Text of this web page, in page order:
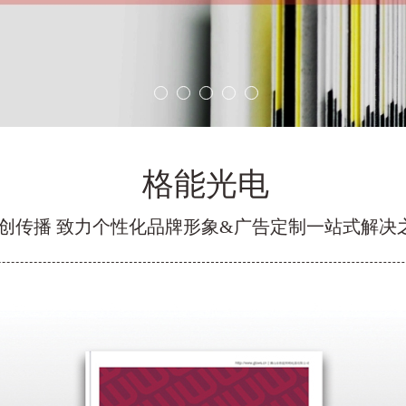
格能光电
传播 致力个性化品牌形象&广告定制一站式解决